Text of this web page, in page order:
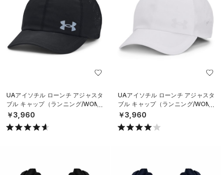
UAアイソチル ローンチ アジャスタ
ブル キャップ（ランニング/WOME
N）
￥3,960
UAアイソチル ローンチ アジャスタ
ブル キャップ（ランニング/WOME
N）
￥3,960